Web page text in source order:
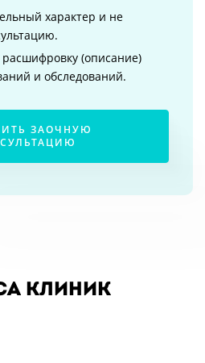
характер и не
(описание)
и обследований.
ЗАОЧНУЮ
клиник